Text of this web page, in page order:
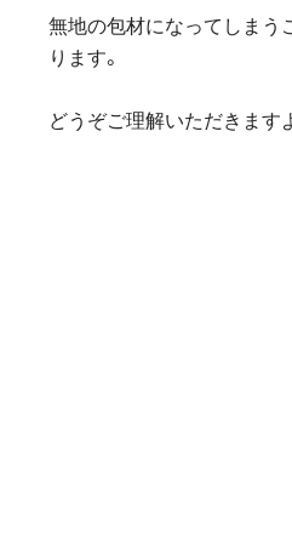
無地の包材になってしまう
ります。
どうぞご理解いただきます